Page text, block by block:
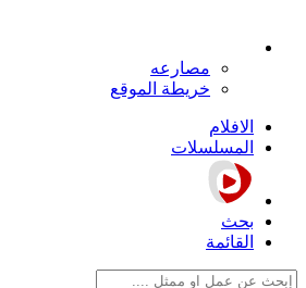
مصارعه
خريطة الموقع
الافلام
المسلسلات
بحث
القائمة